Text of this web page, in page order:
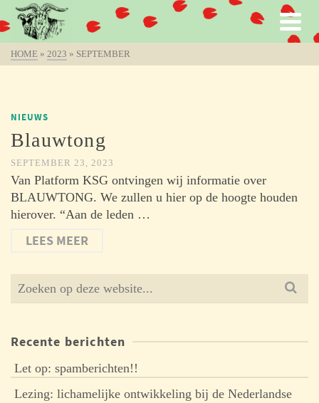
HOME » 2023 » SEPTEMBER
NIEUWS
Blauwtong
SEPTEMBER 23, 2023
Van Platform KSG ontvingen wij informatie over
BLAUWTONG. We zullen u hier op de hoogte houden
hierover. “Aan de leden …
LEES MEER
Search
for:
Recente berichten
Let op: spamberichten!!
Lezing: lichamelijke ontwikkeling bij de Nederlandse